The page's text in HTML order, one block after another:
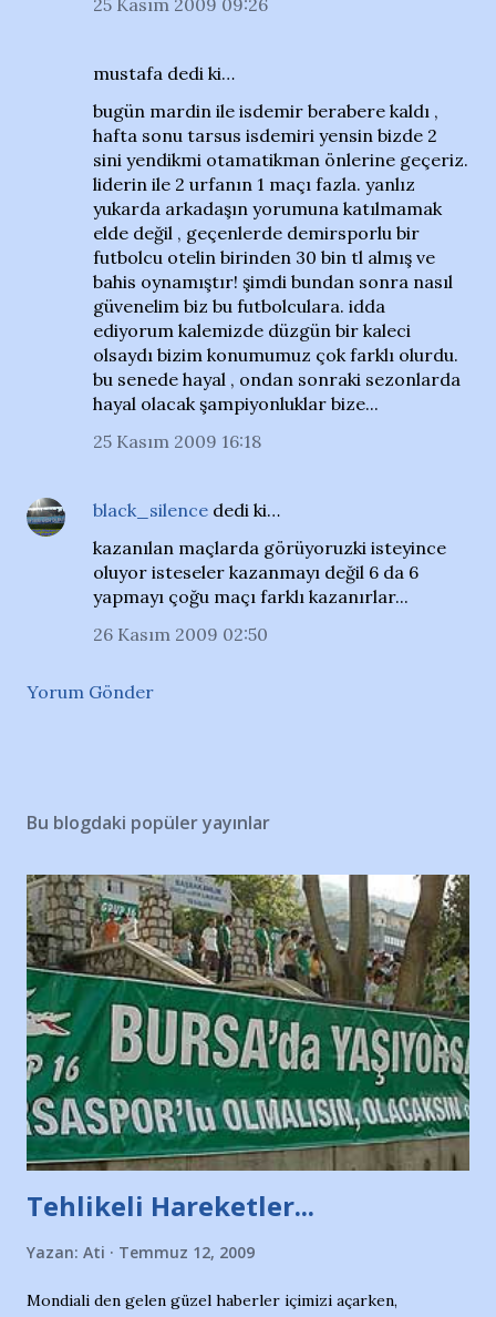
mustafa dedi ki…
bugün mardin ile isdemir berabere kaldı ,
hafta sonu tarsus isdemiri yensin bizde 2
sini yendikmi otamatikman önlerine geçeriz.
liderin ile 2 urfanın 1 maçı fazla. yanlız
yukarda arkadaşın yorumuna katılmamak
elde değil , geçenlerde demirsporlu bir
futbolcu otelin birinden 30 bin tl almış ve
bahis oynamıştır! şimdi bundan sonra nasıl
güvenelim biz bu futbolculara. idda
ediyorum kalemizde düzgün bir kaleci
olsaydı bizim konumumuz çok farklı olurdu.
bu senede hayal , ondan sonraki sezonlarda
hayal olacak şampiyonluklar bize...
25 Kasım 2009 16:18
black_silence dedi ki…
kazanılan maçlarda görüyoruzki isteyince
oluyor isteseler kazanmayı değil 6 da 6
yapmayı çoğu maçı farklı kazanırlar...
26 Kasım 2009 02:50
Yorum Gönder
Bu blogdaki popüler yayınlar
Tehlikeli Hareketler...
Yazan: Ati Temmuz 12, 2009
Mondiali den gelen güzel haberler içimizi açarken,